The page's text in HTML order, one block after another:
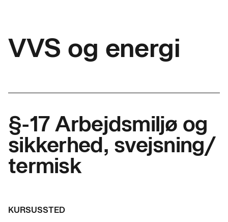
VVS og energi
§-17 Arbejdsmiljø og
sikkerhed, svejsning/
termisk
KURSUSSTED